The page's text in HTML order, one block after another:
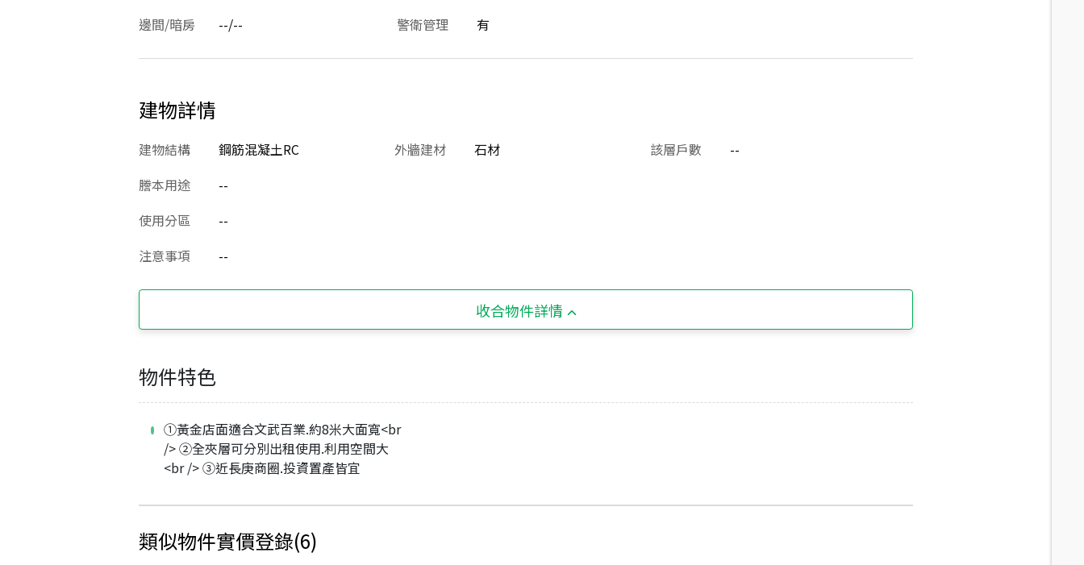
邊間/暗房 --/-- 警衛管理 有
建物詳情
建物結構 鋼筋混凝土RC 外牆建材 石材 該層戶數
--
謄本用途
--
使用分區
--
注意事項
--
收合物件詳情
物件特色
①黃金店面適合文武百業.約8米大面寬<br
/> ②全夾層可分別出租使用.利用空間大
<br /> ③近長庚商圈.投資置產皆宜
類似物件實價登錄(6)